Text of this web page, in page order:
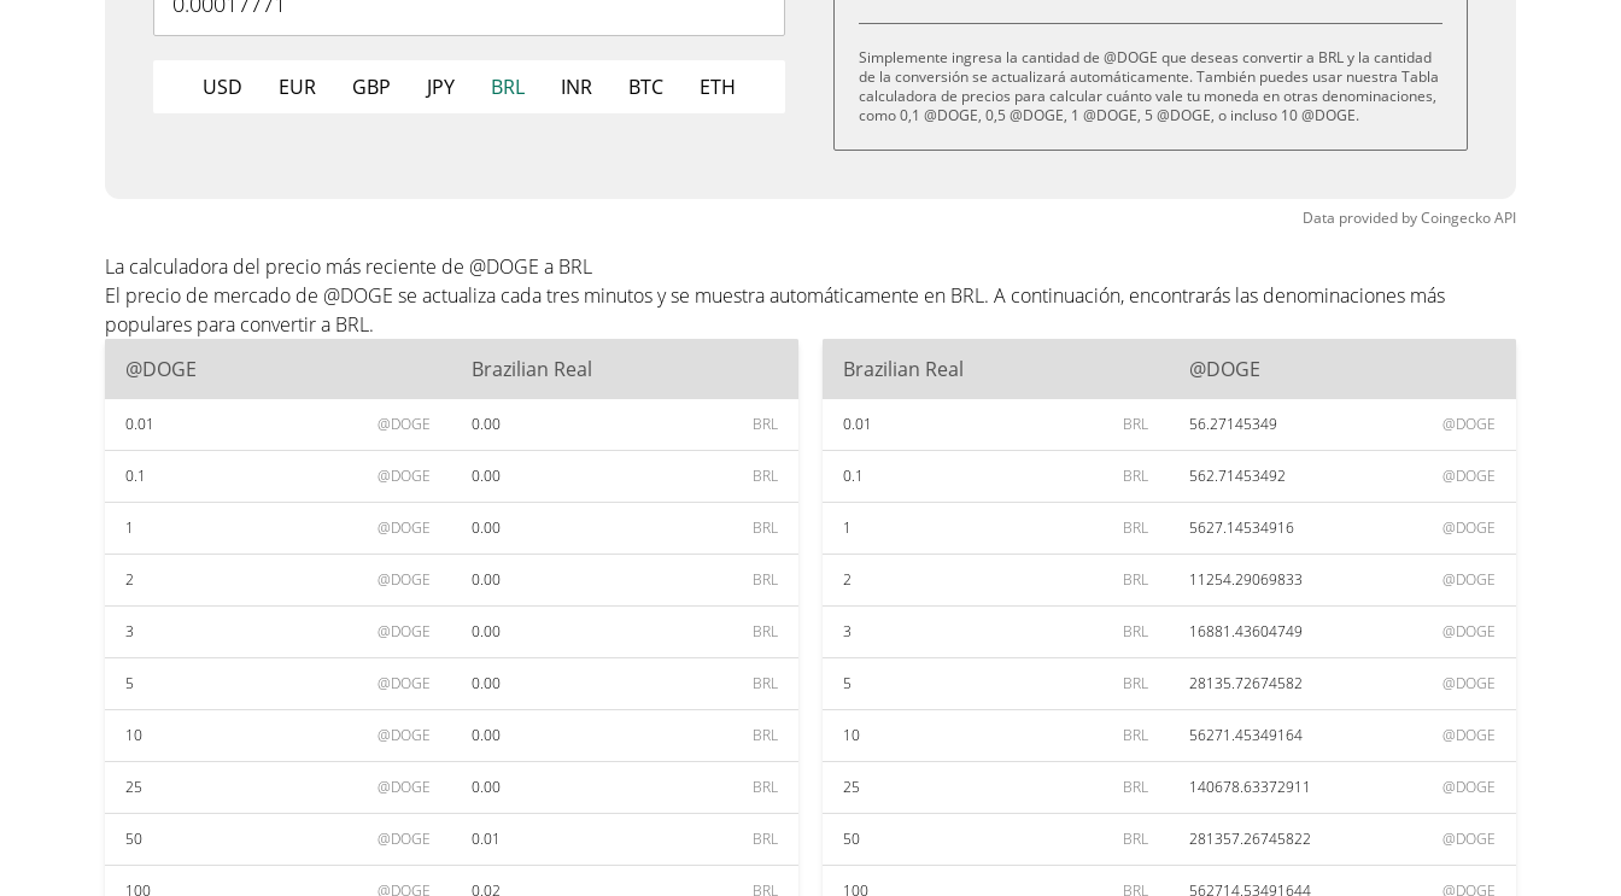
USD EUR GBP JPY BRL INR BTC ETH
Simplemente ingresa la cantidad de @DOGE que deseas convertir a BRL y la cantidad
de la conversión se actualizará automáticamente. También puedes usar nuestra Tabla
calculadora de precios para calcular cuánto vale tu moneda en otras denominaciones,
como 0,1 @DOGE, 0,5 @DOGE, 1 @DOGE, 5 @DOGE, o incluso 10 @DOGE.
Data provided byCoingeckoAPI
La calculadora del precio más reciente de @DOGE a BRL
El precio de mercado de @DOGE se actualiza cada tres minutos y se muestra automáticamente en BRL. A continuación, encontrarás las denominaciones más
populares para convertir a BRL.
@DOGE
Brazilian Real
0.01 @DOGE 0.00 BRL
0.1 @DOGE 0.00 BRL
1 @DOGE 0.00 BRL
2 @DOGE 0.00 BRL
3 @DOGE 0.00 BRL
5 @DOGE 0.00 BRL
10 @DOGE 0.00 BRL
25 @DOGE 0.00 BRL
50 @DOGE 0.01 BRL
100 @DOGE 0.02 BRL
Brazilian Real @DOGE
0.01 BRL 56.27145349 @DOGE
0.1 BRL 562.71453492 @DOGE
1 BRL 5627.14534916 @DOGE
2 BRL 11254.29069833 @DOGE
3 BRL 16881.43604749 @DOGE
5 BRL 28135.72674582 @DOGE
10 BRL 56271.45349164 @DOGE
25 BRL 140678.63372911 @DOGE
50 BRL 281357.26745822 @DOGE
100 BRL 562714.53491644 @DOGE